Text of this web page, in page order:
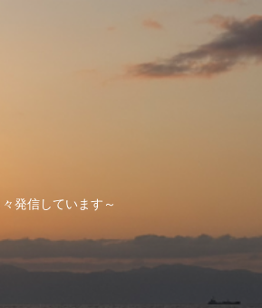
発信しています～